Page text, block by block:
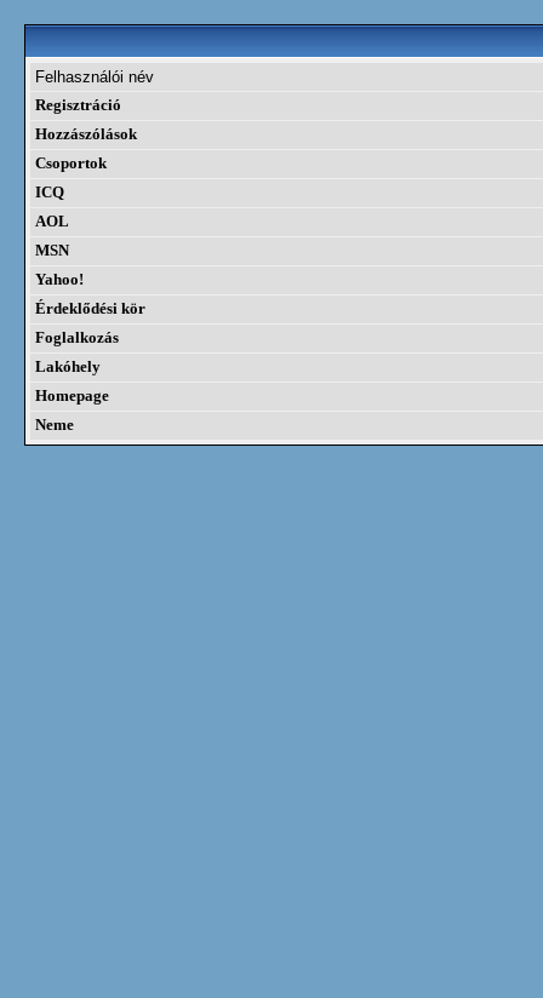
Felhasználói név
Regisztráció
Hozzászólások
Csoportok
ICQ
AOL
MSN
Yahoo!
Érdeklődési kör
Foglalkozás
Lakóhely
Homepage
Neme